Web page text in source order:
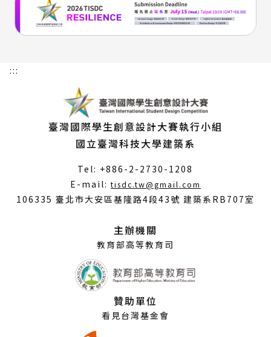
:::
臺灣國際學生創意設計大賽執行小組
國立臺灣科技大學建築系
Tel: +886-2-2730-1208
E-mail:tisdc.tw@gmail.com
開
106335 臺北市大安區基隆路4段43號 建築系RB707室
主辦機關
教育部高等教育司
贊助單位
看見台灣基金會